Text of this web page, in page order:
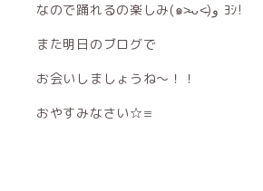
なので踊れるの楽しみ(๑˃̵ᴗ˂̵)و ﾖｼ!
また明日のブログで
お会いしましょうね〜！！
おやすみなさい☆≡